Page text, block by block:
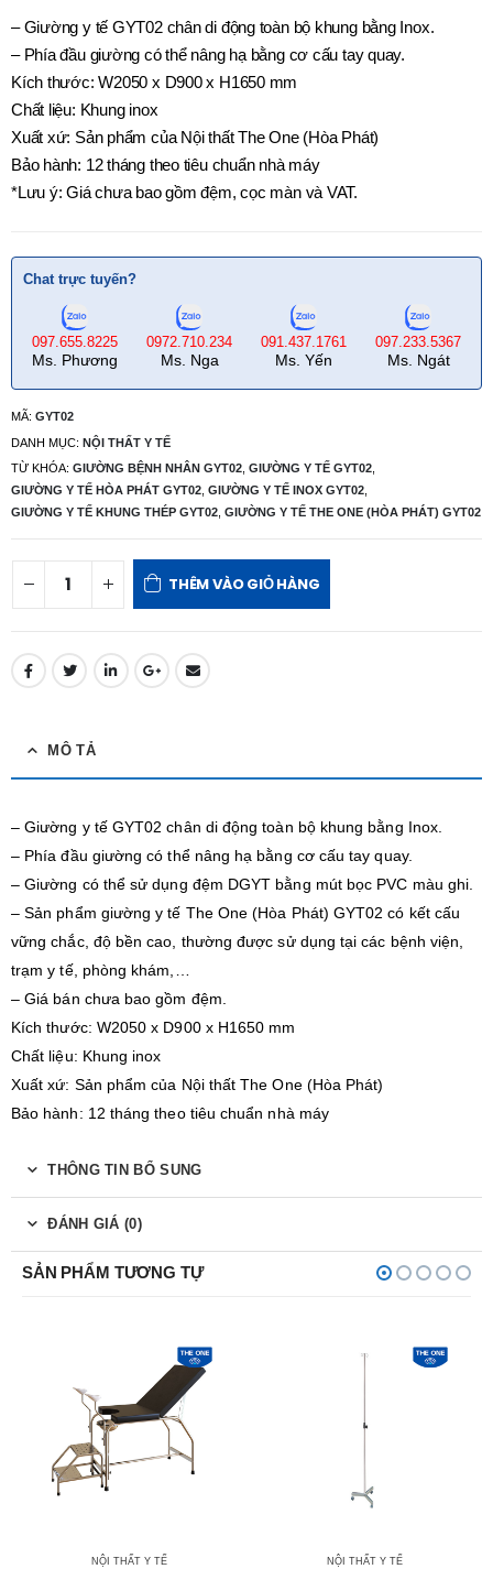
– Giường y tế GYT02 chân di động toàn bộ khung bằng Inox.
– Phía đầu giường có thể nâng hạ bằng cơ cấu tay quay.
Kích thước: W2050 x D900 x H1650 mm
Chất liệu: Khung inox
Xuất xứ: Sản phẩm của Nội thất The One (Hòa Phát)
Bảo hành: 12 tháng theo tiêu chuẩn nhà máy
*Lưu ý: Giá chưa bao gồm đệm, cọc màn và VAT.
Chat trực tuyến?
097.655.8225
Ms. Phương
0972.710.234
Ms. Nga
091.437.1761
Ms. Yến
097.233.5367
Ms. Ngát
MÃ: GYT02
DANH MỤC: NỘI THẤT Y TẾ
TỪ KHÓA: GIƯỜNG BỆNH NHÂN GYT02 GIƯỜNG Y TẾ GYT02
GIƯỜNG Y TẾ HÒA PHÁT GYT02 GIƯỜNG Y TẾ INOX GYT02
GIƯỜNG Y TẾ KHUNG THÉP GYT02 GIƯỜNG Y TẾ THE ONE (HÒA PHÁT) GYT02
THÊM VÀO GIỎ HÀNG
MÔ TẢ
– Giường y tế GYT02 chân di động toàn bộ khung bằng Inox.
– Phía đầu giường có thể nâng hạ bằng cơ cấu tay quay.
– Giường có thể sử dụng đệm DGYT bằng mút bọc PVC màu ghi.
– Sản phẩm giường y tế The One (Hòa Phát) GYT02 có kết cấu
vững chắc, độ bền cao, thường được sử dụng tại các bệnh viện,
trạm y tế, phòng khám,…
– Giá bán chưa bao gồm đệm.
Kích thước: W2050 x D900 x H1650 mm
Chất liệu: Khung inox
Xuất xứ: Sản phẩm của Nội thất The One (Hòa Phát)
Bảo hành: 12 tháng theo tiêu chuẩn nhà máy
THÔNG TIN BỔ SUNG
ĐÁNH GIÁ (0)
SẢN PHẨM TƯƠNG TỰ
NỘI THẤT Y TẾ NỘI THẤT Y TẾ